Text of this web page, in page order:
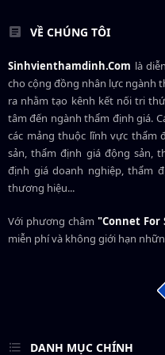
VỀ CHÚNG TÔI
Sinhvienthamdinh.Com là
cho cộng đồng nhân lực ngành
ra nhằm tạo kênh kết nối tri
tâm đến ngành thẩm định giá.
các mảng thuộc lĩnh vực thẩm
sản, thẩm định giá động sản,
định giá doanh nghiệp, thẩm
thương hiệu...
Với phương châm"Connet For
miễn phí và không giới hạn
DANH MỤC CHÍNH